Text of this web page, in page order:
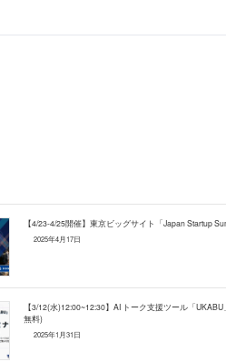
【4/23-4/25開催】東京ビッグサイト「Japan Startup
2025年4月17日
【3/12(水)12:00~12:30】AI トーク支援ツール「
無料)
2025年1月31日